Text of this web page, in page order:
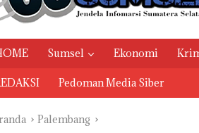
Sumsel Ekonomi
Pedoman Media Siber
Palembang